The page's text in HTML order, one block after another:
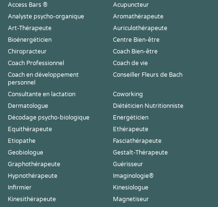
Access Bars ®
Acupuncteur
Analyste psycho-organique
Aromathérapeute
Art-Thérapeute
Auriculothérapeute
Bioénergéticien
Centre Bien-être
Chiropracteur
Coach Bien-être
Coach Professionnel
Coach de vie
Coach en développement
personnel
Conseiller Fleurs de Bach
Consultante en lactation
Coworking
Dermatologue
Diététicien Nutritionniste
Décodage psycho-biologique
Energéticien
Equithérapeute
Ethérapeute
Etiopathe
Fasciathérapeute
Geobiologue
Gestalt-Thérapeute
Graphothérapeute
Guérisseur
Hypnothérapeute
Imaginologie®
Infirmier
Kinesiologue
Kinesithérapeute
Magnetiseur